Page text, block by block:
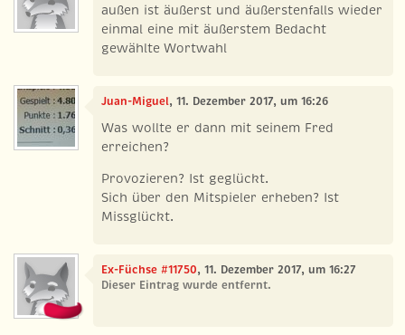
außen ist äußerst und äußerstenfalls wieder
einmal eine mit äußerstem Bedacht
gewählte Wortwahl
Juan-Miguel, 11. Dezember 2017, um 16:26
Was wollte er dann mit seinem Fred
erreichen?
Provozieren? Ist geglückt.
Sich über den Mitspieler erheben? Ist
Missglückt.
Ex-Füchse #11750, 11. Dezember 2017, um 16:27
Dieser Eintrag wurde entfernt.